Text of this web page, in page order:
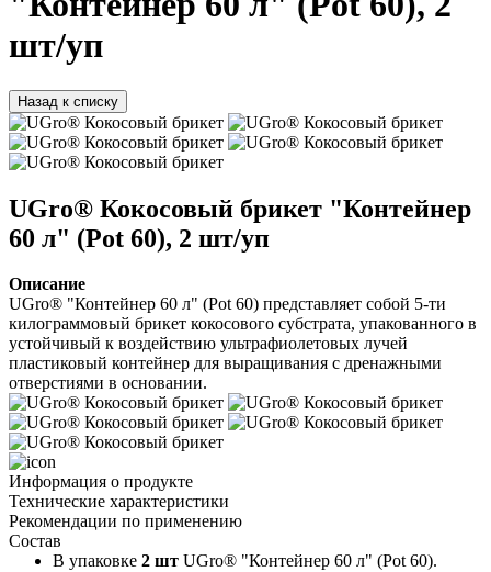
шт/уп
Назад к списку
UGro® Кокосовый брикет "Контейнер
60 л" (Pot 60), 2 шт/уп
Описание
UGro® "Контейнер 60 л" (Pot 60) представляет собой 5-ти
килограммовый брикет кокосового субстрата, упакованного в
устойчивый к воздействию ультрафиолетовых лучей
пластиковый контейнер для выращивания с дренажными
отверстиями в основании.
Информация о продукте
Технические характеристики
Рекомендации по применению
Состав
В упаковке 2 шт UGro® "Контейнер 60 л" (Pot 60).